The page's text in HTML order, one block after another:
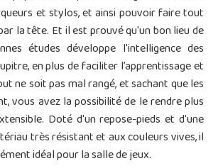
et stylos, et ainsi pouvoir faire tout
la tête. Et il est prouvé qu'un bon lieu de
études développe l'intelligence des
en plus de faciliter l’apprentissage et
ne soit pas mal rangé, et sachant que les
vous avez la possibilité de le rendre plus
Doté d'un repose-pieds et d'une
très résistant et aux couleurs vives, il
idéal pour la salle de jeux.